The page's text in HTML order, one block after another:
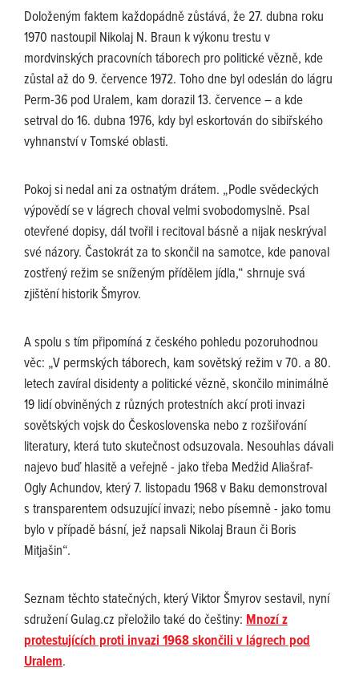
Doloženým faktem každopádně zůstává, že 27. dubna roku
1970 nastoupil Nikolaj N. Braun k výkonu trestu v
mordvinských pracovních táborech pro politické vězně, kde
zůstal až do 9. července 1972. Toho dne byl odeslán do lágru
Perm-36 pod Uralem, kam dorazil 13. července – a kde
setrval do 16. dubna 1976, kdy byl eskortován do sibiřského
vyhnanství v Tomské oblasti.
Pokoj si nedal ani za ostnatým drátem. „Podle svědeckých
výpovědí se v lágrech choval velmi svobodomyslně. Psal
otevřené dopisy, dál tvořil i recitoval básně a nijak neskrýval
své názory. Častokrát za to skončil na samotce, kde panoval
zostřený režim se sníženým přídělem jídla,“ shrnuje svá
zjištění historik Šmyrov.
A spolu s tím připomíná z českého pohledu pozoruhodnou
věc: „V permských táborech, kam sovětský režim v 70. a 80.
letech zavíral disidenty a politické vězně, skončilo minimálně
19 lidí obviněných z různých protestních akcí proti invazi
sovětských vojsk do Československa nebo z rozšiřování
literatury, která tuto skutečnost odsuzovala. Nesouhlas dávali
najevo buď hlasitě a veřejně - jako třeba Medžid Aliašraf-
Ogly Achundov, který 7. listopadu 1968 v Baku demonstroval
s transparentem odsuzující invazi; nebo písemně - jako tomu
bylo v případě básní, jež napsali Nikolaj Braun či Boris
Mitjašin“.
Seznam těchto statečných, který Viktor Šmyrov sestavil, nyní
sdružení Gulag.cz přeložilo také do češtiny: Mnozí z
protestujících proti invazi 1968 skončili v lágrech pod
Uralem.